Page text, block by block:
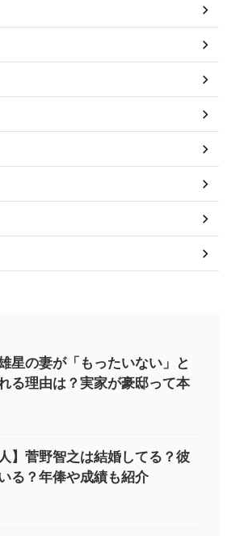
星の妻が「もったいない」と
る理由は？実家が豪邸って本
人】菅野智之は結婚してる？彼
る？年俸や成績も紹介